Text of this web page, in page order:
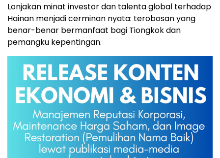
Lonjakan minat investor dan talenta global terhadap
Hainan menjadi cerminan nyata: terobosan yang
benar-benar bermanfaat bagi Tiongkok dan
pemangku kepentingan.